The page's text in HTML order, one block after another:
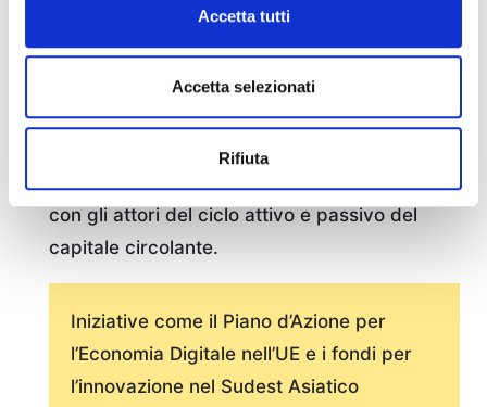
Accetta tutti
Accetta selezionati
Rifiuta
sensibile alle caratteristiche distintive del
factoring (non solo finanza ma anche gestione
dei crediti e mitigazione dei rischi connessi al
comportamento dei debitori) ma richiederà
un approccio sempre più digitale e
soprattutto coerente con relazioni privilegiate
con gli attori del ciclo attivo e passivo del
capitale circolante.
Iniziative come il Piano d’Azione per
l’Economia Digitale nell’UE e i fondi per
l’innovazione nel Sudest Asiatico